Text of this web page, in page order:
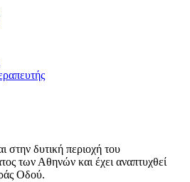
στην δυτική περιοχή του
των Αθηνών και έχει αναπτυχθεί
Οδού.